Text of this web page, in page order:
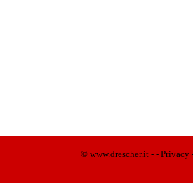
© www.drescher.it - - Privacy